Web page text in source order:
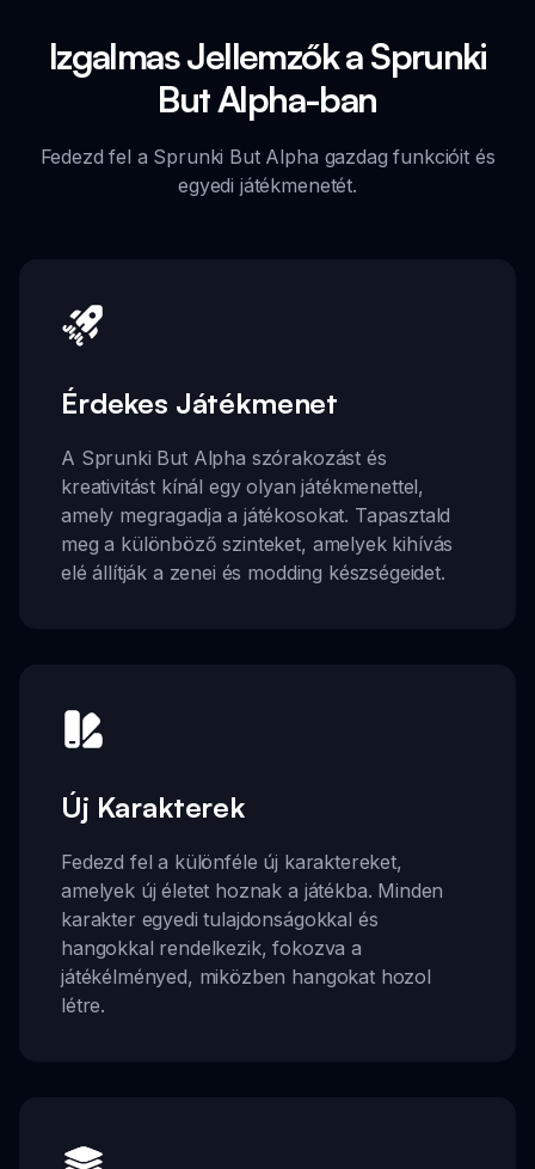
Izgalmas Jellemzők a Sprunki
But Alpha-ban
Fedezd fel a Sprunki But Alpha gazdag funkcióit és
egyedi játékmenetét.
Érdekes Játékmenet
A Sprunki But Alpha szórakozást és
kreativitást kínál egy olyan játékmenettel,
amely megragadja a játékosokat. Tapasztald
meg a különböző szinteket, amelyek kihívás
elé állítják a zenei és modding készségeidet.
Új Karakterek
Fedezd fel a különféle új karaktereket,
amelyek új életet hoznak a játékba. Minden
karakter egyedi tulajdonságokkal és
hangokkal rendelkezik, fokozva a
játékélményed, miközben hangokat hozol
létre.